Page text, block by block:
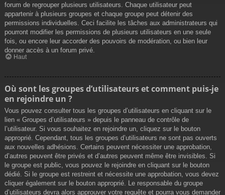
forum de regrouper plusieurs utilisateurs. Chaque utilisateur peut
appartenir à plusieurs groupes et chaque groupe peut détenir des
permissions individuelles. Ceci facilite les tâches aux administrateurs qui
pourront modifier les permissions de plusieurs utilisateurs en une seule
fois, ou encore leur accorder des pouvoirs de modération, ou bien leur
donner accès à un forum privé.
Haut
Où sont les groupes d’utilisateurs et comment puis-je
en rejoindre un ?
Vous pouvez consulter tous les groupes d’utilisateurs en cliquant sur le
lien « Groupes d’utilisateurs » depuis le panneau de contrôle de
l’utilisateur. Si vous souhaitez en rejoindre un, cliquez sur le bouton
approprié. Cependant, tous les groupes d’utilisateurs ne sont pas ouverts
aux nouvelles adhésions. Certains peuvent nécessiter une approbation,
d’autres peuvent être privés et d’autres peuvent même être invisibles. Si
le groupe est public, vous pouvez le rejoindre en cliquant sur le bouton
dédié. Si le groupe est restreint et nécessite une approbation, vous devez
cliquer également sur le bouton approprié. Le responsable du groupe
d’utilisateurs devra alors approuver votre requête et pourra vous demander